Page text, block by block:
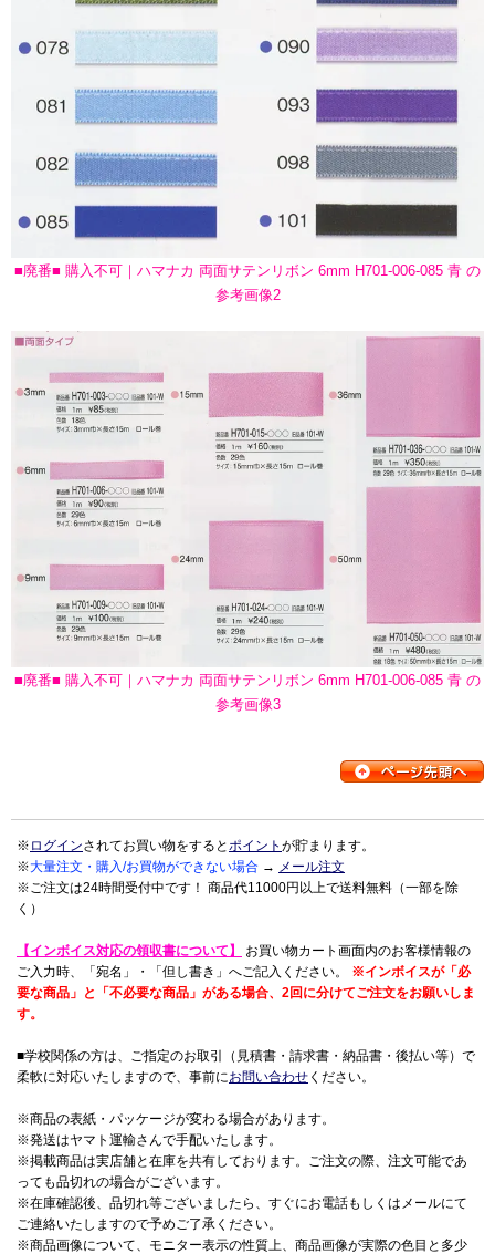
■廃番■ 購入不可｜ハマナカ 両面サテンリボン 6mm H701-006-085 青 の
参考画像2
■廃番■ 購入不可｜ハマナカ 両面サテンリボン 6mm H701-006-085 青 の
参考画像3
※ ログインされてお買い物をすると ポイント が貯まります。
※大量注文・購入/お買物ができない場合 → メール注文
※ご注文は24時間受付中です！ 商品代11000円以上で送料無料（一部を除
く）
【インボイス対応の領収書について】
お買い物カート画面内のお客様情報の
ご入力時、「宛名」・「但し書き」へご記入ください。 ※インボイスが「必
要な商品」と「不必要な商品」がある場合、2回に分けてご注文をお願いしま
す。
■学校関係の方は、ご指定のお取引（見積書・請求書・納品書・後払い等）で
柔軟に対応いたしますので、事前にお問い合わせ ください。
※商品の表紙・パッケージが変わる場合があります。
※発送はヤマト運輸さんで手配いたします。
※掲載商品は実店舗と在庫を共有しております。ご注文の際、注文可能であ
っても品切れの場合がございます。
※在庫確認後、品切れ等ございましたら、すぐにお電話もしくはメールにて
ご連絡いたしますので予めご了承ください。
※商品画像について、モニター表示の性質上、商品画像が実際の色目と多少